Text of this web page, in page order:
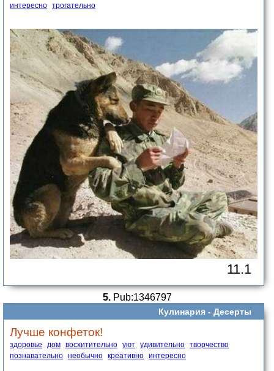
интересно трогательно
11.1
5.Pub:1346797
Кулинария - Десерты
Лучше конфеток!
здоровье дом восхитительно уют удивительно творчество
познавательно необычно креативно интересно